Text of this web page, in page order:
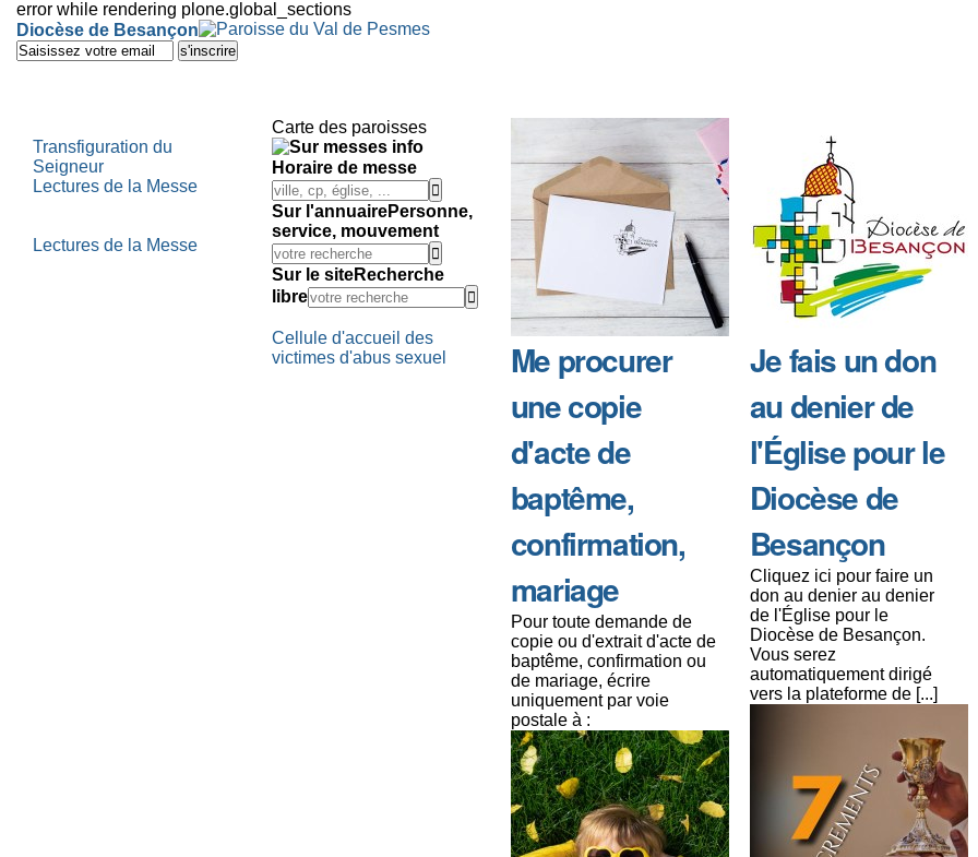
error while rendering plone.global_sections
Outils
personnels
Diocèse de Besançon
Aller
au
navigation
Transfiguration du
Seigneur
Lectures de la Messe
Lectures de la Messe
Carte des paroisses
Horaire de messe
Sur l'annuairePersonne,
service, mouvement
Sur le siteRecherche
libre
Cellule d'accueil des
victimes d'abus sexuel
Me procurer
une copie
d'acte de
baptême,
confirmation,
mariage
Pour toute demande de
copie ou d'extrait d'acte de
baptême, confirmation ou
de mariage, écrire
uniquement par voie
postale à :
Je fais un don
au denier de
l'Église pour le
Diocèse de
Besançon
Cliquez ici pour faire un
don au denier au denier
de l'Église pour le
Diocèse de Besançon.
Vous serez
automatiquement dirigé
vers la plateforme de [...]